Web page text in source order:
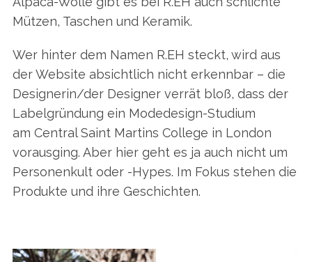
Mützen, Taschen und Keramik.
Wer hinter dem Namen R.EH steckt, wird aus
der Website absichtlich nicht erkennbar – die
Designerin/der Designer verrät bloß, dass der
Labelgründung ein Modedesign-Studium
am Central Saint Martins College in London
vorausging. Aber hier geht es ja auch nicht um
Personenkult oder -Hypes. Im Fokus stehen die
Produkte und ihre Geschichten.